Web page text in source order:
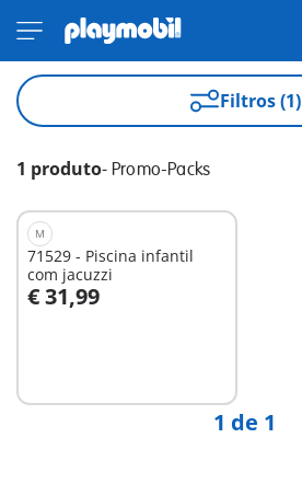
Filtros (1)
1 produto- Promo-Packs
M
71529 - Piscina infantil
com jacuzzi
€ 31,99
1 de 1